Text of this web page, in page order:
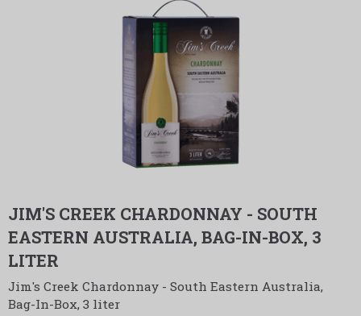
JIM'S CREEK CHARDONNAY - SOUTH
EASTERN AUSTRALIA, BAG-IN-BOX, 3
LITER
Jim's Creek Chardonnay - South Eastern Australia,
Bag-In-Box, 3 liter